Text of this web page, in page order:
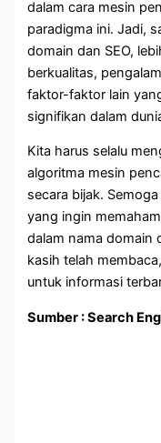
dalam cara mesin
paradigma ini. Jadi,
domain dan SEO,
berkualitas,
faktor-faktor lain
signifikan dalam
Kita harus selalu
algoritma mesin
secara bijak.
yang ingin
dalam nama domain
kasih telah
untuk informasi
Sumber : Search